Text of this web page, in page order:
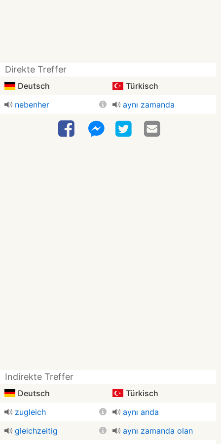
Direkte Treffer
Deutsch
Türkisch
nebenher
aynı zamanda
Indirekte Treffer
Deutsch
Türkisch
zugleich
aynı anda
gleichzeitig
aynı zamanda olan